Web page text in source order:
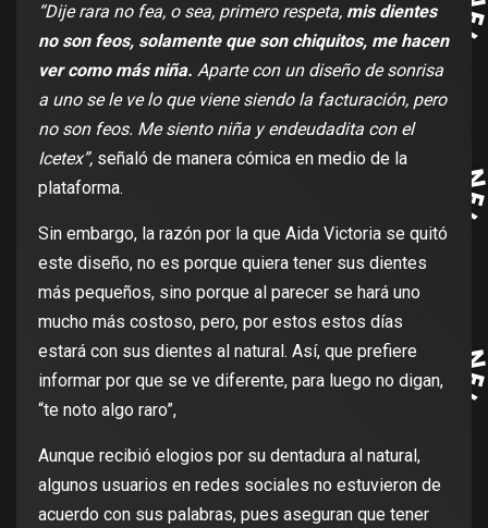
“Dije rara no fea, o sea, primero respeta, mis dientes
no son feos, solamente que son chiquitos, me hacen
ver como más niña. Aparte con un diseño de sonrisa
a uno se le ve lo que viene siendo la facturación, pero
no son feos. Me siento niña y endeudadita con el
Icetex”, señaló de manera cómica en medio de la
plataforma.
Sin embargo, la razón por la que Aida Victoria se quitó
este diseño, no es porque quiera tener sus dientes
más pequeños, sino porque al parecer se hará uno
mucho más costoso, pero, por estos estos días
estará con sus dientes al natural. Así, que prefiere
informar por que se ve diferente, para luego no digan,
“te noto algo raro”,
Aunque recibió elogios por su dentadura al natural,
algunos usuarios en redes sociales no estuvieron de
acuerdo con sus palabras, pues aseguran que tener